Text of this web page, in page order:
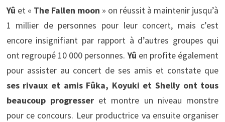
Yû et « The Fallen moon » on réussit à maintenir jusqu’à
1 millier de personnes pour leur concert, mais c’est
encore insignifiant par rapport à d’autres groupes qui
ont regroupé 10 000 personnes.Yû en profite également
pour assister au concert de ses amis et constate que
ses rivaux et amis Fûka, Koyuki et Shelly ont tous
beaucoup progresser et montre un niveau monstre
pour ce concours. Leur productrice va ensuite organiser